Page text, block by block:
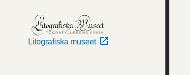
Litografiska museet